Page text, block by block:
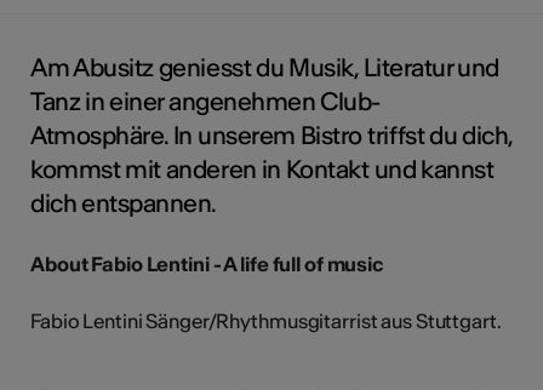
Am Abusitz geniesst du Musik, Literatur und
Tanz in einer angenehmen Club-
Atmosphäre. In unserem Bistro triffst du dich,
kommst mit anderen in Kontakt und kannst
dich entspannen.
About Fabio Lentini - A life full of music
Fabio Lentini Sänger/Rhythmusgitarrist aus Stuttgart.